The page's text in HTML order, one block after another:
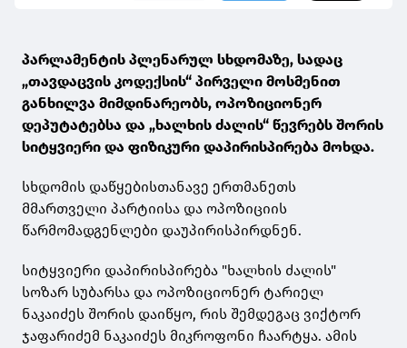
პარლამენტის პლენარულ სხდომაზე, სადაც
„თავდაცვის კოდექსის“ პირველი მოსმენით
განხილვა მიმდინარეობს, ოპოზიციონერ
დეპუტატებსა და „ხალხის ძალის“ წევრებს შორის
სიტყვიერი და ფიზიკური დაპირისპირება მოხდა.
სხდომის დაწყებისთანავე ერთმანეთს
მმართველი პარტიისა და ოპოზიციის
წარმომადგენლები დაუპირისპირდნენ.
სიტყვიერი დაპირისპირება "ხალხის ძალის"
სოზარ სუბარსა და ოპოზიციონერ ტარიელ
ნაკაიძეს შორის დაიწყო, რის შემდეგაც ვიქტორ
ჯაფარიძემ ნაკაიძეს მიკროფონი ჩაარტყა. ამის